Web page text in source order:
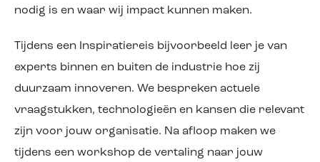
nodig is en waar wij impact kunnen maken.
Tijdens een Inspiratiereis bijvoorbeeld leer je van
experts binnen en buiten de industrie hoe zij
duurzaam innoveren. We bespreken actuele
vraagstukken, technologieën en kansen die relevant
zijn voor jouw organisatie. Na afloop maken we
tijdens een workshop de vertaling naar jouw